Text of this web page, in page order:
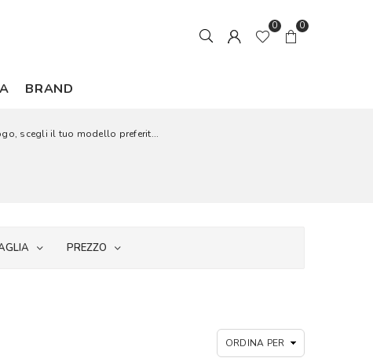
0 0
BRAND
scegli il tuo modello preferit...
PREZZO